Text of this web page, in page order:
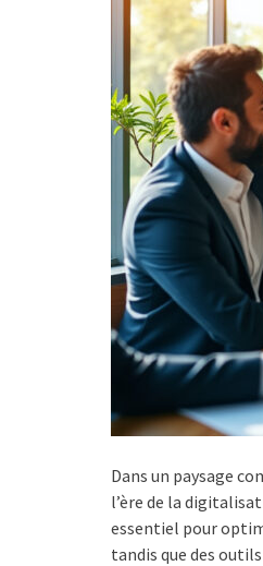
Dans un paysage
l’ère de la
essentiel pour
tandis que des